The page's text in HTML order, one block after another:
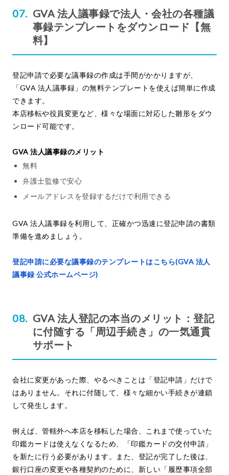
GVA 法人議事録で法人・会社の各種議
事録テンプレートをダウンロード【無
料】
登記申請で必要な議事録の作成は手間がかかりますが、
「GVA 法人議事録」の無料テンプレートを使えば簡単に作成
できます。
本店移転や役員変更など、様々な場面に対応した雛形をダウ
ンロード可能です。
GVA 法人議事録のメリット
無料
弁護士監修で安心
メールアドレスを登録するだけで利用できる
GVA 法人議事録を利用して、正確かつ迅速に登記申請の書類
準備を進めましょう。
登記申請に必要な議事録のテンプレートはこちら(GVA 法人
議事録 公式ホームページ)
GVA 法人登記の本当のメリット：登記
に付随する「周辺手続き」の一気通貫
サポート
会社に変更があった際、やるべきことは「登記申請」だけで
はありません。それに付随して、様々な細かい手続きが連鎖
して発生します。
例えば、管轄外へ本店を移転した場合、これまで使っていた
印鑑カードは使えなくなるため、「印鑑カードの交付申請」
を新たに行う必要があります。また、登記が完了した後は、
銀行口座の変更や各種契約のために、新しい「履歴事項全部